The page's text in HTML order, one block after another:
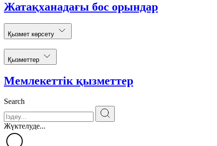
Жатақханадағы бос орындар
Қызмет көрсету
Қызметтер
Мемлекеттік қызметтер
Search
Жүктелуде...